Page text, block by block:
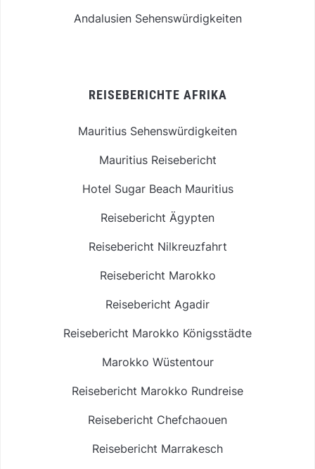
Andalusien Sehenswürdigkeiten
REISEBERICHTE AFRIKA
Mauritius Sehenswürdigkeiten
Mauritius Reisebericht
Hotel Sugar Beach Mauritius
Reisebericht Ägypten
Reisebericht Nilkreuzfahrt
Reisebericht Marokko
Reisebericht Agadir
Reisebericht Marokko Königsstädte
Marokko Wüstentour
Reisebericht Marokko Rundreise
Reisebericht Chefchaouen
Reisebericht Marrakesch